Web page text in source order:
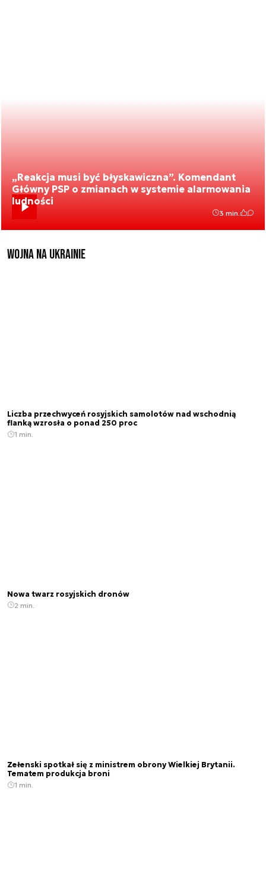
„Reakcja musi być błyskawiczna”. Komendant
Główny PSP o zmianach w systemie alarmowania
ludności
3 min.
Wojna na Ukrainie
Liczba przechwyceń rosyjskich samolotów nad wschodnią
flanką wzrosła o ponad 250 proc
1 min.
Nowa twarz rosyjskich dronów
2 min.
Zełenski spotkał się z ministrem obrony Wielkiej Brytanii.
Tematem produkcja broni
1 min.